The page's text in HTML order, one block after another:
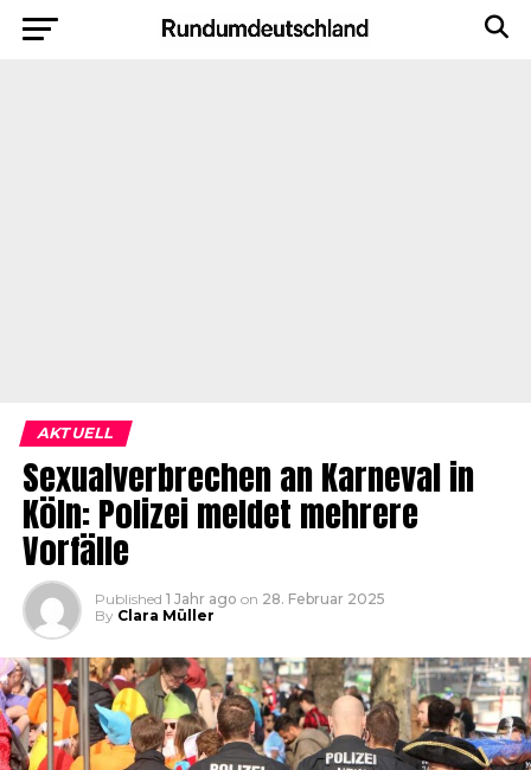
AKTUELL
Sexualverbrechen an Karneval in
Köln: Polizei meldet mehrere
Vorfälle
Published 1 Jahr ago on 28. Februar 2025
By Clara Müller